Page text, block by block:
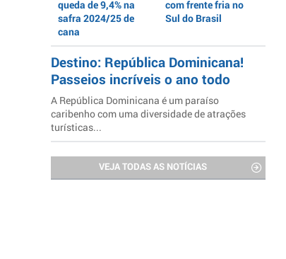
queda de 9,4% na
safra 2024/25 de
cana
com frente fria no
Sul do Brasil
Destino: República Dominicana!
Passeios incríveis o ano todo
A República Dominicana é um paraíso
caribenho com uma diversidade de atrações
turísticas...
VEJA TODAS AS NOTÍCIAS